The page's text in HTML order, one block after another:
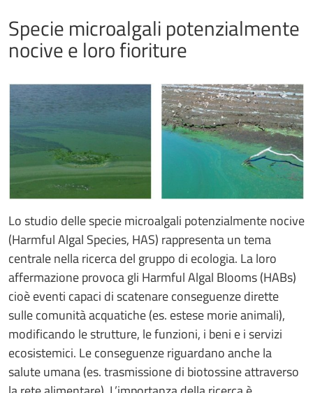
Specie microalgali potenzialmente
nocive e loro fioriture
Lo studio delle specie microalgali potenzialmente nocive
(Harmful Algal Species, HAS) rappresenta un tema
centrale nella ricerca del gruppo di ecologia. La loro
affermazione provoca gli Harmful Algal Blooms (HABs)
cioè eventi capaci di scatenare conseguenze dirette
sulle comunità acquatiche (es. estese morie animali),
modificando le strutture, le funzioni, i beni e i servizi
ecosistemici. Le conseguenze riguardano anche la
salute umana (es. trasmissione di biotossine attraverso